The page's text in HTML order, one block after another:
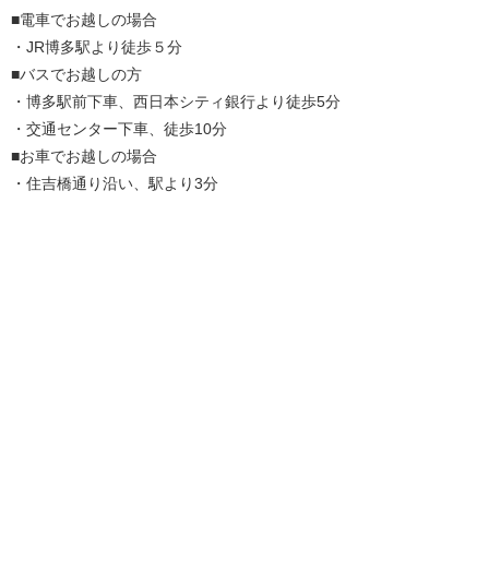
■電車でお越しの場合
・JR博多駅より徒歩５分
■バスでお越しの方
・博多駅前下車、西日本シティ銀行より徒歩5分
・交通センター下車、徒歩10分
■お車でお越しの場合
・住吉橋通り沿い、駅より3分